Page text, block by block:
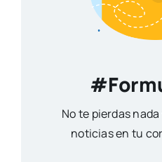
No te pierdas
noticias en tu